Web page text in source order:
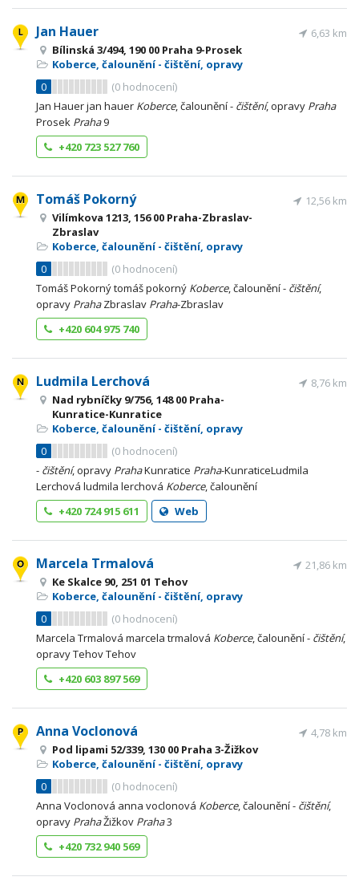
Jan Hauer
Bílinská 3/494, 190 00 Praha 9-Prosek
Koberce, čalounění - čištění, opravy
0
(0 hodnocení)
6,63 km
Jan Hauer jan hauer Koberce, čalounění - čištění, opravy Praha
Prosek Praha9
+420 723 527 760
Tomáš Pokorný
Vilímkova 1213, 156 00 Praha-Zbraslav-
Zbraslav
Koberce, čalounění - čištění, opravy
0
(0 hodnocení)
12,56 km
Tomáš Pokorný tomáš pokorný Koberce, čalounění - čištění,
opravy PrahaZbraslav Praha-Zbraslav
+420 604 975 740
Ludmila Lerchová
Nad rybníčky 9/756, 148 00 Praha-
Kunratice-Kunratice
Koberce, čalounění - čištění, opravy
0
(0 hodnocení)
8,76 km
- čištění, opravy PrahaKunratice Praha-KunraticeLudmila
Lerchová ludmila lerchová Koberce, čalounění
+420 724 915 611
Web
Marcela Trmalová
Ke Skalce 90, 251 01 Tehov
Koberce, čalounění - čištění, opravy
0
(0 hodnocení)
21,86 km
Marcela Trmalová marcela trmalová Koberce, čalounění - čištění,
opravy Tehov Tehov
+420 603 897 569
Anna Voclonová
Pod lipami 52/339, 130 00 Praha 3-Žižkov
Koberce, čalounění - čištění, opravy
0
(0 hodnocení)
4,78 km
Anna Voclonová anna voclonová Koberce, čalounění - čištění,
opravy PrahaŽižkov Praha3
+420 732 940 569